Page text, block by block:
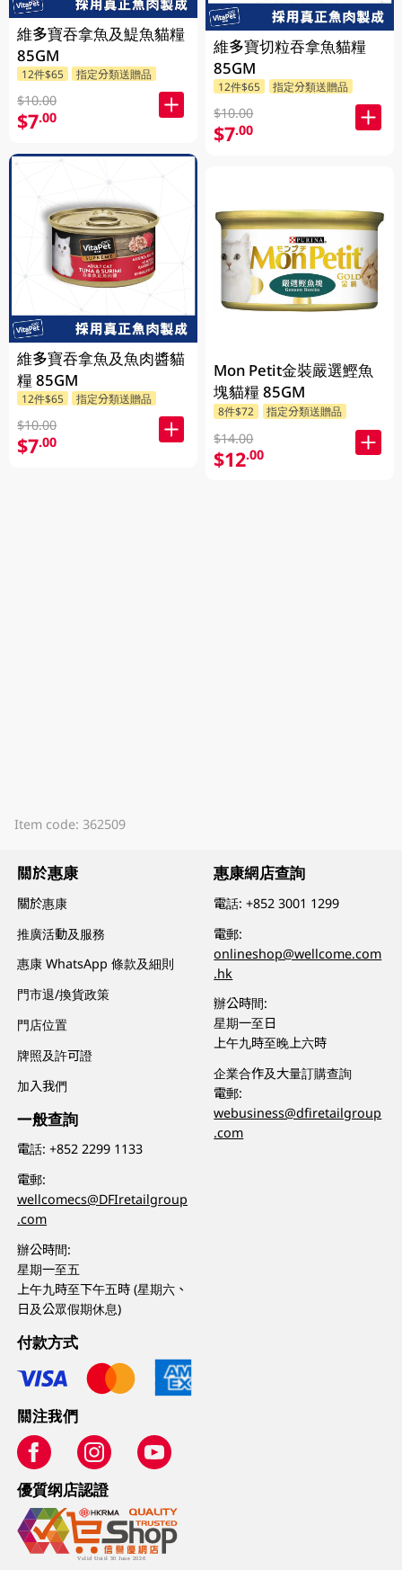
維多寶吞拿魚及鯷魚貓糧
85GM
12件$65 指定分類送贈品
$10.00
$7.00
維多寶吞拿魚及魚肉醬貓
糧 85GM
12件$65 指定分類送贈品
$10.00
$7.00
維多寶切粒吞拿魚貓糧
85GM
12件$65 指定分類送贈品
$10.00
$7.00
Mon Petit金裝嚴選鰹魚
塊貓糧 85GM
8件$72 指定分類送贈品
$14.00
$12.00
Item code: 362509
關於惠康
關於惠康
推廣活動及服務
惠康 WhatsApp 條款及細則
門市退/換貨政策
門店位置
牌照及許可證
加入我們
一般查詢
電話:+852 2299 1133
電郵:
wellcomecs@DFIretailgroup
.com
辦公時間:
星期一至五
上午九時至下午五時 (星期六、
日及公眾假期休息)
惠康網店查詢
電話:+852 3001 1299
電郵:
onlineshop@wellcome.com
.hk
辦公時間:
星期一至日
上午九時至晚上六時
企業合作及大量訂購查詢
電郵:
webusiness@dfiretailgroup
.com
付款方式
關注我們
優質纲店認證